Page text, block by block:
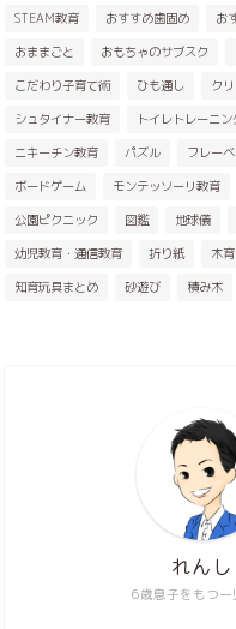
STEAM教育
おすすめ歯固め
お
おままごと
おもちゃのサブスク
こだわり子育て術
ひも通し
ク
シュタイナー教育
トイレトレーニン
ニキーチン教育
パズル フレー
ボードゲーム
モンテッソーリ教育
公園ピクニック
図鑑 地球儀
幼児教育・通信教育
折り紙 木
知育玩具まとめ
砂遊び 積み木
6歳息子をもつ一
れんし